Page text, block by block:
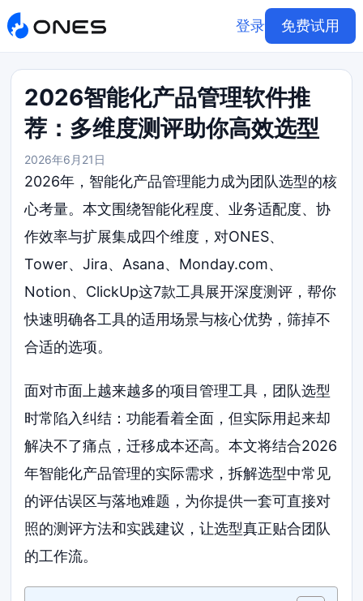
登录 免费试用
2026智能化产品管理软件推
荐：多维度测评助你高效选型
2026年6月21日
2026年，智能化产品管理能力成为团队选型的核
心考量。本文围绕智能化程度、业务适配度、协
作效率与扩展集成四个维度，对ONES、
Tower、Jira、Asana、Monday.com、
Notion、ClickUp这7款工具展开深度测评，帮你
快速明确各工具的适用场景与核心优势，筛掉不
合适的选项。
面对市面上越来越多的项目管理工具，团队选型
时常陷入纠结：功能看着全面，但实际用起来却
解决不了痛点，迁移成本还高。本文将结合2026
年智能化产品管理的实际需求，拆解选型中常见
的评估误区与落地难题，为你提供一套可直接对
照的测评方法和实践建议，让选型真正贴合团队
的工作流。